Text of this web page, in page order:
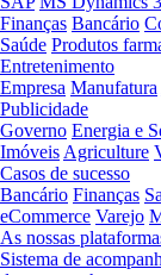
Finanças Bancário
Saúde Produtos
Entretenimento
Empresa Manufatura
Publicidade
Governo Energia e
Imóveis Agriculture
Casos de sucesso
Bancário Finanças
eCommerce Varejo
As nossas
Sistema de